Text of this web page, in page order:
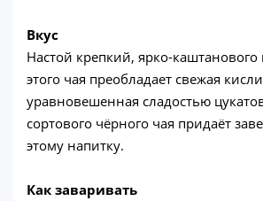
Вкус
Настой крепкий, ярко-каштанового
этого чая преобладает свежая
уравновешенная сладостью
сортового чёрного чая придаёт
этому напитку.
Как заваривать